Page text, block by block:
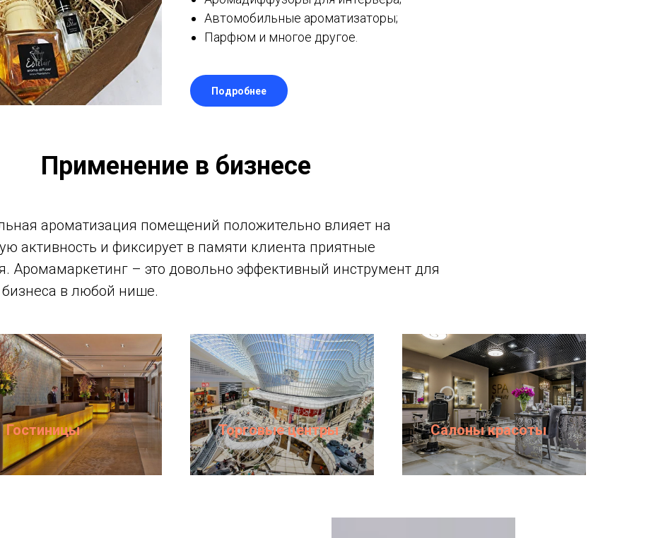
Автомобильные ароматизаторы;
Парфюм и многое другое.
Подробнее
Применение в бизнесе
ароматизация помещений положительно влияет на
активность и фиксирует в памяти клиента приятные
Аромамаркетинг – это довольно эффективный инструмент для
в любой нише.
Гостиницы Торговые центры Салоны красоты